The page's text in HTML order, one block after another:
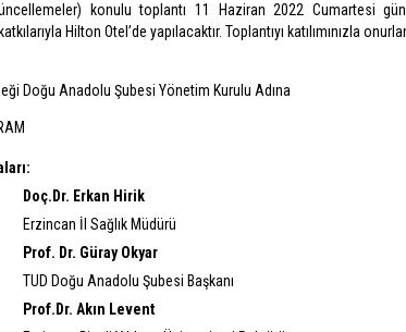
konulu toplantı 11 Haziran 2022 Cumartesi
Hilton Otel’de yapılacaktır. Toplantıyı katılımınızla
Doğu Anadolu Şubesi Yönetim Kurulu Adına
Doç.Dr. Erkan Hirik
Erzincan İl Sağlık Müdürü
Prof. Dr. Güray Okyar
TUD Doğu Anadolu Şubesi Başkanı
Prof.Dr. Akın Levent